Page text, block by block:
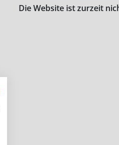
Die Website ist zurzeit